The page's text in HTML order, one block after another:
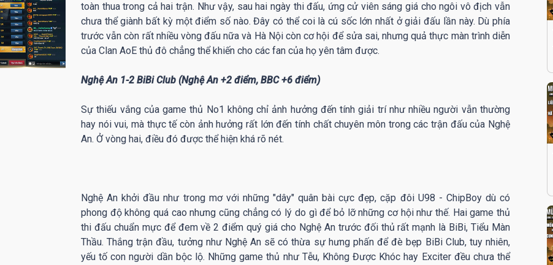
toàn thua trong cả hai trận. Như vậy, sau hai ngày thi đấu, ứng cử viên sáng giá cho ngôi vô địch vẫn
chưa thể giành bất kỳ một điểm số nào. Đây có thể coi là cú sốc lớn nhất ở giải đấu lần này. Dù phía
trước vẫn còn rất nhiều vòng đấu nữa và Hà Nội còn cơ hội để sửa sai, nhưng quả thực màn trình diễn
của Clan AoE thủ đô chẳng thể khiến cho các fan của họ yên tâm được.
Nghệ An 1-2 BiBi Club (Nghệ An +2 điểm, BBC +6 điểm)
Sự thiếu vắng của game thủ No1 không chỉ ảnh hưởng đến tính giải trí như nhiều người vẫn thường
hay nói vui, mà thực tế còn ảnh hưởng rất lớn đến tính chất chuyên môn trong các trận đấu của Nghệ
An. Ở vòng hai, điều đó được thể hiện khá rõ nét.
Nghệ An khởi đầu như trong mơ với những "dây" quân bài cực đẹp, cặp đôi U98 - ChipBoy dù có
phong độ không quá cao nhưng cũng chẳng có lý do gì để bỏ lỡ những cơ hội như thế. Hai game thủ
thi đấu chuẩn mực để đem về 2 điểm quý giá cho Nghệ An trước đối thủ rất mạnh là BiBi, Tiểu Màn
Thầu. Thắng trận đầu, tưởng như Nghệ An sẽ có thừa sự hưng phấn để đè bẹp BiBi Club, tuy nhiên,
yếu tố con người dần bộc lộ. Những game thủ như Tễu, Không Được Khóc hay Exciter đều chưa thể